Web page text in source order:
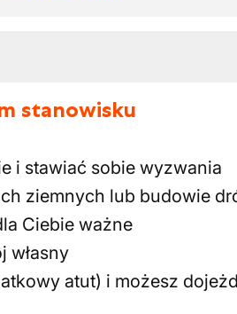
stanowisku
i stawiać sobie wyzwania
ziemnych lub budowie
Ciebie ważne
własny
atut) i możesz